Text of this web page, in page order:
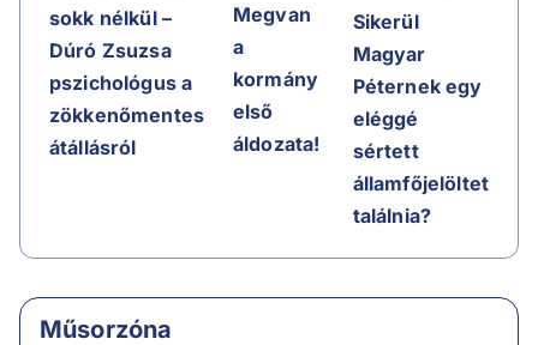
sokk nélkül –
Dúró Zsuzsa
pszichológus a
zökkenőmentes
átállásról
Megvan
a
kormány
első
áldozata!
Sikerül
Magyar
Péternek egy
eléggé
sértett
államfőjelöltet
találnia?
Műsorzóna